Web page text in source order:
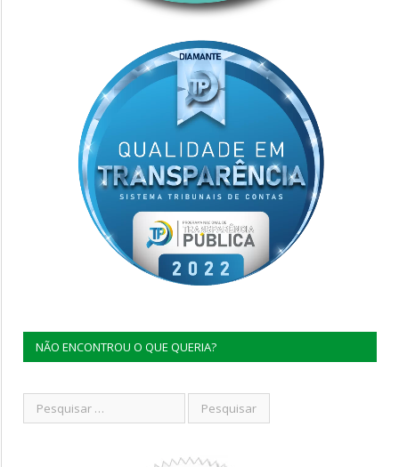
NÃO ENCONTROU O QUE QUERIA?